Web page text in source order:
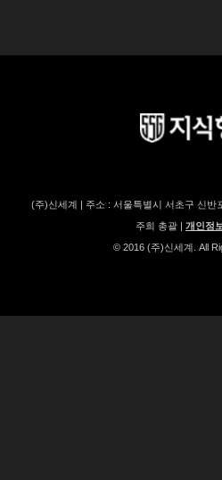
(주)신세계 | 주소 : 서울특별시 서초구 신반
주희 총괄 | 개인정